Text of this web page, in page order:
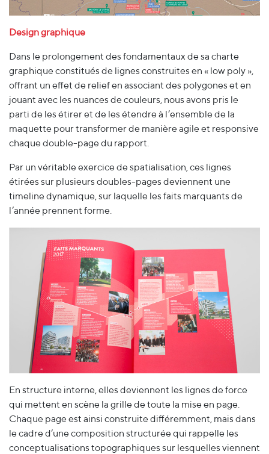
Design graphique
Dans le prolongement des fondamentaux de sa charte
graphique constitués de lignes construites en « low poly »,
offrant un effet de relief en associant des polygones et en
jouant avec les nuances de couleurs, nous avons pris le
parti de les étirer et de les étendre à l’ensemble de la
maquette pour transformer de manière agile et responsive
chaque double-page du rapport.
Par un véritable exercice de spatialisation, ces lignes
étirées sur plusieurs doubles-pages deviennent une
timeline dynamique, sur laquelle les faits marquants de
l’année prennent forme.
En structure interne, elles deviennent les lignes de force
qui mettent en scène la grille de toute la mise en page.
Chaque page est ainsi construite différemment, mais dans
le cadre d’une composition structurée qui rappelle les
conceptualisations topographiques sur lesquelles viennent